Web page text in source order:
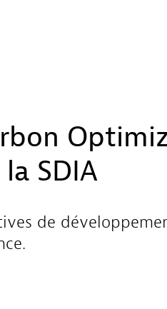
SDIA
de